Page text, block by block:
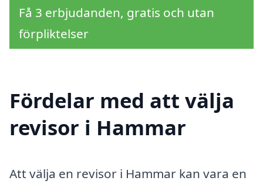
Få 3 erbjudanden, gratis och utan
förpliktelser
Fördelar med att välja
revisor i Hammar
Att välja en revisor i Hammar kan vara en